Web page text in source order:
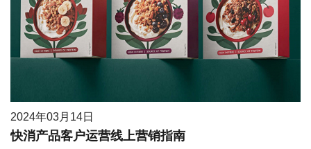
2024年03月14日
快消产品客户运营线上营销指南